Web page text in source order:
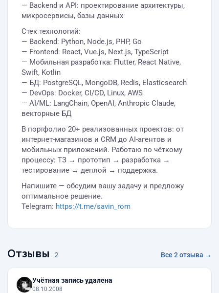
— Backend и API: проектирование архитектуры,
микросервисы, базы данных
Стек технологий:
— Backend: Python, Node.js, PHP, Go
— Frontend: React, Vue.js, Next.js, TypeScript
— Мобильная разработка: Flutter, React Native,
Swift, Kotlin
— БД: PostgreSQL, MongoDB, Redis, Elasticsearch
— DevOps: Docker, CI/CD, Linux, AWS
— AI/ML: LangChain, OpenAI, Anthropic Claude,
векторные БД
В портфолио 20+ реализованных проектов: от
интернет-магазинов и CRM до AI-агентов и
мобильных приложений. Работаю по чёткому
процессу: ТЗ → прототип → разработка →
тестирование → деплой → поддержка.
Напишите — обсудим вашу задачу и предложу
оптимальное решение.
Telegram: https://t.me/savin_rom
Отзывы · 2 Все 2 отзыва →
Учётная запись удалена
08.10.2008